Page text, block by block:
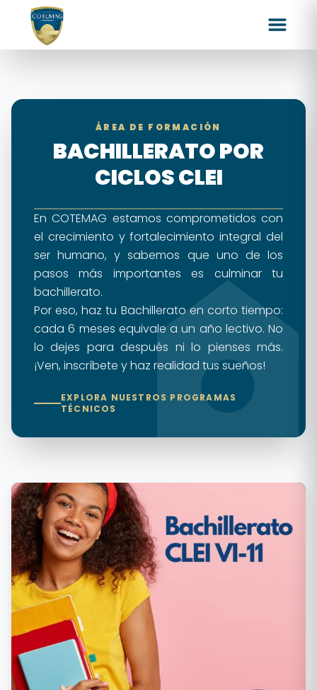
ÁREA DE FORMACIÓN
BACHILLERATO POR
CICLOS CLEI
En COTEMAG estamos comprometidos con
el crecimiento y fortalecimiento integral del
ser humano, y sabemos que uno de los
pasos más importantes es culminar tu
bachillerato.
Por eso, haz tu Bachillerato en corto tiempo:
cada 6 meses equivale a un año lectivo. No
lo dejes para después ni lo pienses más.
¡Ven, inscríbete y haz realidad tus sueños!
EXPLORA NUESTROS PROGRAMAS
TÉCNICOS